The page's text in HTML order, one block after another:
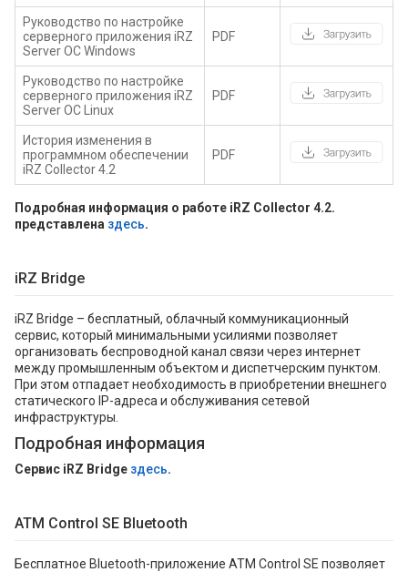
Руководство по настройке
серверного приложения iRZ
Server ОС Windows
PDF
Руководство по настройке
серверного приложения iRZ
Server ОС Linux
PDF
История изменения в
программном обеспечении
iRZ Collector 4.2
PDF
Подробная информация о работе iRZ Collector 4.2.
представлена здесь.
iRZ Bridge
iRZ Bridge – бесплатный, облачный коммуникационный
сервис, который минимальными усилиями позволяет
организовать беспроводной канал связи через интернет
между промышленным объектом и диспетчерским пунктом.
При этом отпадает необходимость в приобретении внешнего
статического IP-адреса и обслуживания сетевой
инфраструктуры.
Подробная информация
Сервис iRZ Bridge здесь.
ATM Control SE Bluetooth
Бесплатное Bluetooth-приложение ATM Control SE позволяет